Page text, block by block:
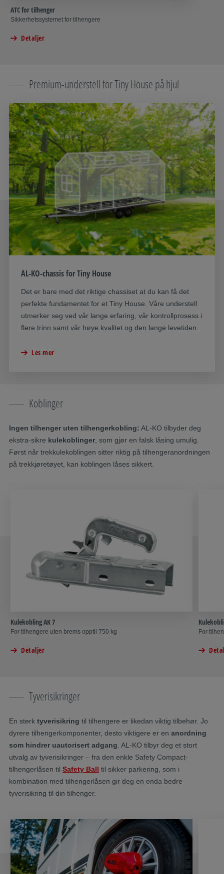
ATC for tilhenger
Sikkerhetssystemet for tilhengere
Detaljer
Premium-understell for Tiny House på hjul
AL-KO-chassis for Tiny House
Det er bare med det riktige chassiset at du kan få det
perfekte fundamentet for et Tiny House. Våre understell
utmerker seg ved vår lange erfaring, vår kontrollprosess i
flere trinn samt vår høye kvalitet og den lange levetiden.
Les mer
Koblinger
Ingen tilhenger uten tilhengerkobling: AL-KO tilbyder deg
ekstra-sikre kulekoblinger , som gjør en falsk låsing umulig.
Først når trekkulekoblingen sitter riktig på tilhengeranordningen
på trekkjøretøyet, kan koblingen låses sikkert.
Kulekobling AK 7
For tilhengere uten brems opptil 750 kg
Detaljer
For
Tyverisikringer
En sterk tyverisikring til tilhengere er likedan viktig tilbehør. Jo
dyrere tilhengerkomponenter, desto viktigere er en anordning
som hindrer uautorisert adgang. AL-KO tilbyr deg et stort
utvalg av tyverisikringer – fra den enkle Safety Compact-
tilhengerlåsen til Safety Ball til sikker parkering, som i
kombination med tilhengerlåsen gir deg en enda bedre
tyverisikring til din tilhenger.